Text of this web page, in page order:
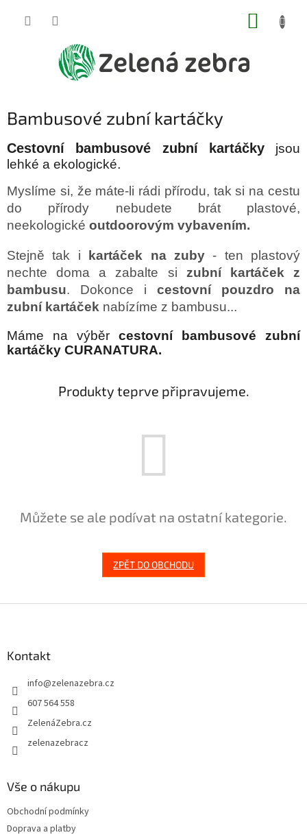
Bambusové zubní kartáčky
Cestovní bambusové zubní kartáčky
jsou
lehké a ekologické.
Myslíme si, že máte-li rádi přírodu, tak si na cestu
do přírody nebudete brát plastové,
neekologické outdoorovým vybavením.
Stejně tak i kartáček na zuby- ten plastový
nechte doma a zabalte si zubní kartáček z
bambusu. Dokonce i cestovní pouzdro na
zubní kartáček nabízíme z bambusu...
Máme na výběr cestovní bambusové zubní
kartáčky CURANATURA.
Produkty teprve připravujeme.
Můžete se ale podívat na ostatní kategorie.
ZPĚT DO OBCHODU
Kontakt
info@zelenazebra.cz
607 564 558
ZelenáZebra.cz
zelenazebracz
Vše o nákupu
Obchodní podmínky
Doprava a platby